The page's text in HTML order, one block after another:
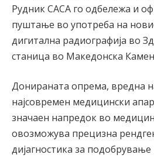
Рудник САСА го одбележа и
пуштање во употреба на
дигитална радиографија во
станица во Македонска
Донираната опрема, вредна
најсовремен медицински
значаен напредок во
овозможува прецизна
дијагностика за